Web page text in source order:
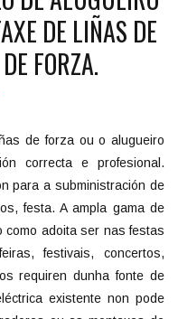
DE LIÑAS DE
FORZA.
de forza ou o alugueiro
correcta e profesional.
para a subministración de
festa. A ampla gama de
como adoita ser nas festas
festivais, concertos,
requiren dunha fonte de
existente non pode